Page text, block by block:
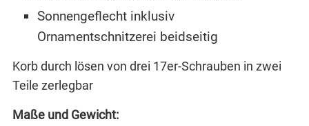
Sonnengeflecht inklusiv
Ornamentschnitzerei beidseitig
Korb durch lösen von drei 17er-Schrauben in zwei
Teile zerlegbar
Maße und Gewicht: